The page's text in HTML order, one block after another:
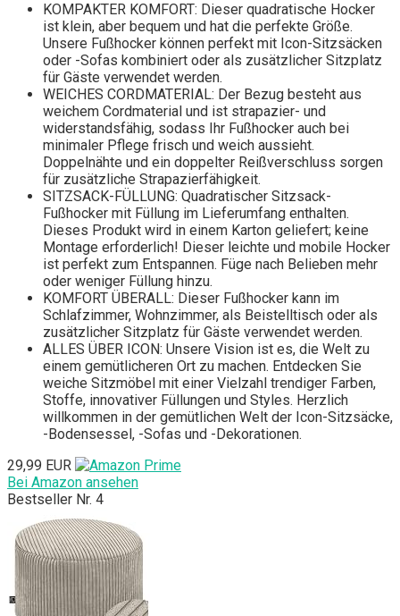
KOMPAKTER KOMFORT: Dieser quadratische Hocker
ist klein, aber bequem und hat die perfekte Größe.
Unsere Fußhocker können perfekt mit Icon-Sitzsäcken
oder -Sofas kombiniert oder als zusätzlicher Sitzplatz
für Gäste verwendet werden.
WEICHES CORDMATERIAL: Der Bezug besteht aus
weichem Cordmaterial und ist strapazier- und
widerstandsfähig, sodass Ihr Fußhocker auch bei
minimaler Pflege frisch und weich aussieht.
Doppelnähte und ein doppelter Reißverschluss sorgen
für zusätzliche Strapazierfähigkeit.
SITZSACK-FÜLLUNG: Quadratischer Sitzsack-
Fußhocker mit Füllung im Lieferumfang enthalten.
Dieses Produkt wird in einem Karton geliefert; keine
Montage erforderlich! Dieser leichte und mobile Hocker
ist perfekt zum Entspannen. Füge nach Belieben mehr
oder weniger Füllung hinzu.
KOMFORT ÜBERALL: Dieser Fußhocker kann im
Schlafzimmer, Wohnzimmer, als Beistelltisch oder als
zusätzlicher Sitzplatz für Gäste verwendet werden.
ALLES ÜBER ICON: Unsere Vision ist es, die Welt zu
einem gemütlicheren Ort zu machen. Entdecken Sie
weiche Sitzmöbel mit einer Vielzahl trendiger Farben,
Stoffe, innovativer Füllungen und Styles. Herzlich
willkommen in der gemütlichen Welt der Icon-Sitzsäcke,
-Bodensessel, -Sofas und -Dekorationen.
29,99 EUR
Bei Amazon ansehen
Bestseller Nr. 4